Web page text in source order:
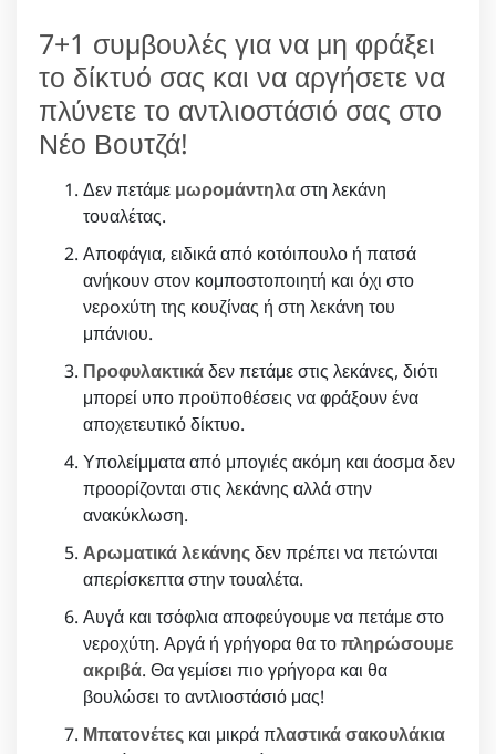
7+1 συμβουλές για να μη φράξει
το δίκτυό σας και να αργήσετε να
πλύνετε το αντλιοστάσιό σας στο
Νέο Βουτζά!
Δεν πετάμε μωρομάντηλαστη λεκάνη
τουαλέτας.
Αποφάγια, ειδικά από κοτόιπουλο ή πατσά
ανήκουν στον κομποστοποιητή και όχι στο
νερoxύτη της κουζίνας ή στη λεκάνη του
μπάνιου.
Προφυλακτικάδεν πετάμε στις λεκάνες, διότι
μπορεί υπο προϋποθέσεις να φράξουν ένα
αποχετευτικό δίκτυο.
Υπολείμματα από μπογιές ακόμη και άοσμα δεν
προορίζονται στις λεκάνης αλλά στην
ανακύκλωση.
Αρωματικά λεκάνηςδεν πρέπει να πετώνται
απερίσκεπτα στην τουαλέτα.
Αυγά και τσόφλια αποφεύγουμε να πετάμε στο
νεροχύτη. Αργά ή γρήγορα θα τοπληρώσουμε
ακριβά. Θα γεμίσει πιο γρήγορα και θα
βουλώσει το αντλιοστάσιό μας!
Μπατονέτες και μικρά πλαστικά σακουλάκια